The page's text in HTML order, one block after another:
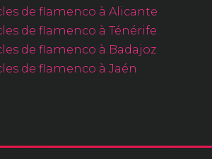
de flamenco à Alicante
de flamenco à Ténérife
de flamenco à Badajoz
de flamenco à Jaén